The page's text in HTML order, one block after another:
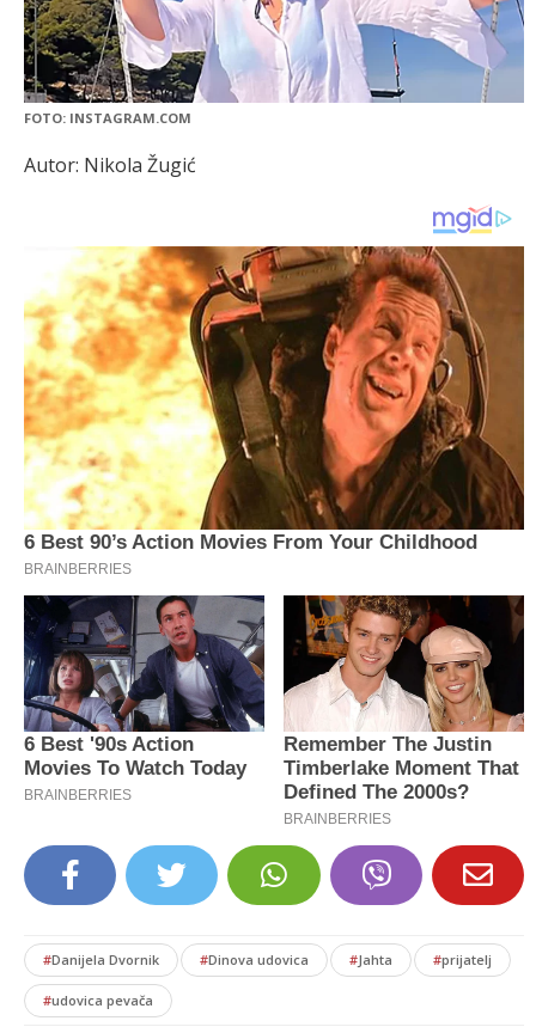
FOTO: INSTAGRAM.COM
Autor: Nikola Žugić
#Danijela Dvornik #Dinova udovica #Jahta #prijatelj
#udovica pevača